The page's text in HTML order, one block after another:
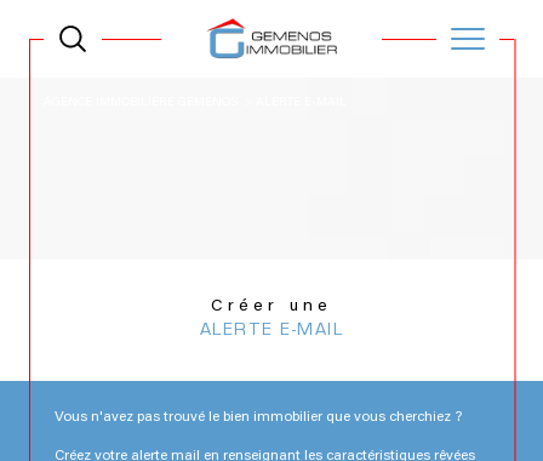
Créer une
ALERTE E-MAIL
Vous n'avez pas trouvé le bien immobilier que vous cherchiez ?
Créez votre alerte mail en renseignant les caractéristiques rêvées